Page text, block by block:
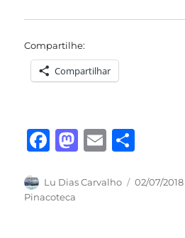
Compartilhe:
Compartilhar
F
c
e
M
st
E
ai a
Autor
Lu Dias Carvalho
Publicado
02/07/2018
Pinacoteca